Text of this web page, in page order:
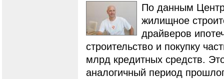
По данным
жилищное
драйверов
строительство и покупку
млрд кредитных средств.
аналогичный период